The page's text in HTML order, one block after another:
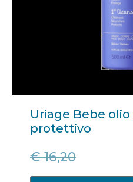
Uriage Bebe
protettivo
€ 16,20